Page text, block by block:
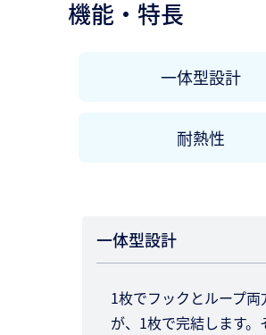
機能・特長
一体型設計
耐熱性
一体型設計
1枚でフックとループ
が、1枚で完結します